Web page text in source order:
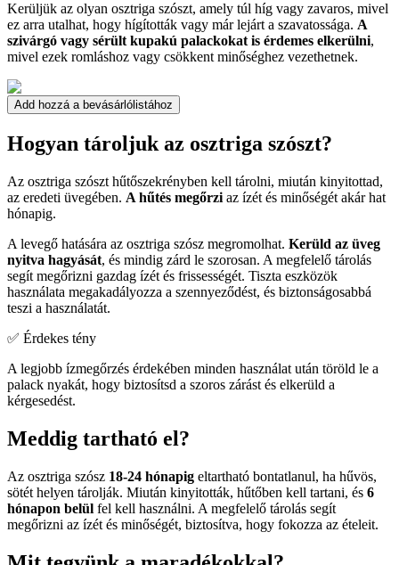
Kerüljük az olyan osztriga szószt, amely túl híg vagy zavaros, mivel
ez arra utalhat, hogy hígították vagy már lejárt a szavatossága. A
szivárgó vagy sérült kupakú palackokat is érdemes elkerülni,
mivel ezek romláshoz vagy csökkent minőséghez vezethetnek.
Add hozzá a bevásárlólistához
Hogyan tároljuk az osztriga szószt?
Az osztriga szószt hűtőszekrényben kell tárolni, miután kinyitottad,
az eredeti üvegében. A hűtés megőrzi az ízét és minőségét akár hat
hónapig.
A levegő hatására az osztriga szósz megromolhat. Kerüld az üveg
nyitva hagyását, és mindig zárd le szorosan. A megfelelő tárolás
segít megőrizni gazdag ízét és frissességét. Tiszta eszközök
használata megakadályozza a szennyeződést, és biztonságosabbá
teszi a használatát.
✅ Érdekes tény
A legjobb ízmegőrzés érdekében minden használat után töröld le a
palack nyakát, hogy biztosítsd a szoros zárást és elkerüld a
kérgesedést.
Meddig tartható el?
Az osztriga szósz 18-24 hónapig eltartható bontatlanul, ha hűvös,
sötét helyen tárolják. Miután kinyitották, hűtőben kell tartani, és 6
hónapon belül fel kell használni. A megfelelő tárolás segít
megőrizni az ízét és minőségét, biztosítva, hogy fokozza az ételeit.